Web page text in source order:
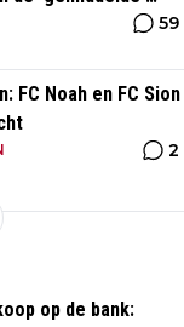
59
FC Noah en FC Sion
2
op de bank: